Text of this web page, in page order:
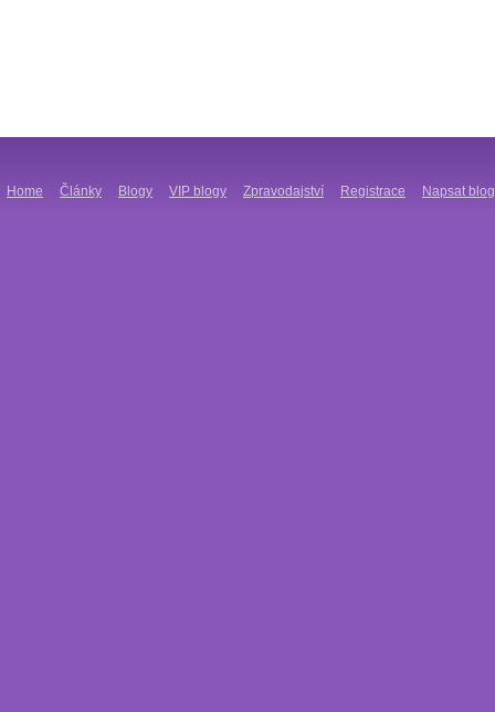
Home Články Blogy VIP blogy Zpravodajství Registrace Napsat blog